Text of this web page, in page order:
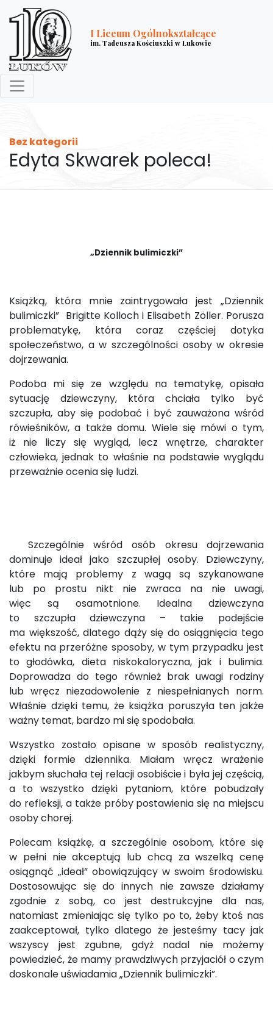
I Liceum Ogólnokształcące
im. Tadeusza Kościuszki w Łukowie
Bez kategorii
Edyta Skwarek poleca!
„Dziennik bulimiczki”
Książką, która mnie zaintrygowała jest „Dziennik
bulimiczki” Brigitte Kolloch i Elisabeth Zöller. Porusza
problematykę, która coraz częściej dotyka
społeczeństwo, a w szczególności osoby w okresie
dojrzewania.
Podoba mi się ze względu na tematykę, opisała
sytuację dziewczyny, która chciała tylko być
szczupła, aby się podobać i być zauważona wśród
rówieśników, a także domu. Wiele się mówi o tym,
iż nie liczy się wygląd, lecz wnętrze, charakter
człowieka, jednak to właśnie na podstawie wyglądu
przeważnie ocenia się ludzi.
Szczególnie wśród osób okresu dojrzewania
dominuje ideał jako szczupłej osoby. Dziewczyny,
które mają problemy z wagą są szykanowane
lub po prostu nikt nie zwraca na nie uwagi,
więc są osamotnione. Idealna dziewczyna
to szczupła dziewczyna – takie podejście
ma większość, dlatego dąży się do osiągnięcia tego
efektu na przeróżne sposoby, w tym przypadku jest
to głodówka, dieta niskokaloryczna, jak i bulimia.
Doprowadza do tego również brak uwagi rodziny
lub wręcz niezadowolenie z niespełnianych norm.
Właśnie dzięki temu, że książka poruszyła ten jakże
ważny temat, bardzo mi się spodobała.
Wszystko zostało opisane w sposób realistyczny,
dzięki formie dziennika. Miałam wręcz wrażenie
jakbym słuchała tej relacji osobiście i była jej częścią,
a to wszystko dzięki pytaniom, które pobudzały
do refleksji, a także próby postawienia się na miejscu
osoby chorej.
Polecam książkę, a szczególnie osobom, które się
w pełni nie akceptują lub chcą za wszelką cenę
osiągnąć „ideał” obowiązujący w swoim środowisku.
Dostosowując się do innych nie zawsze działamy
zgodnie z sobą, co jest destrukcyjne dla nas,
natomiast zmieniając się tylko po to, żeby ktoś nas
zaakceptował, tylko dlatego że jesteśmy tacy jak
wszyscy jest zgubne, gdyż nadal nie możemy
powiedzieć, że mamy prawdziwych przyjaciół o czym
doskonale uświadamia „Dziennik bulimiczki”.